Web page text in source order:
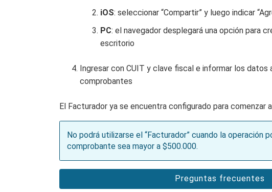
iOS: seleccionar “Compartir” y luego indicar
PC: el navegador desplegará una opción para
escritorio
Ingresar con CUIT y clave fiscal e informar los datos
comprobantes
El Facturador ya se encuentra configurado para comenzar
No podrá utilizarse el “Facturador” cuando la operación
comprobante sea mayor a $500.000.
Preguntas frecuentes